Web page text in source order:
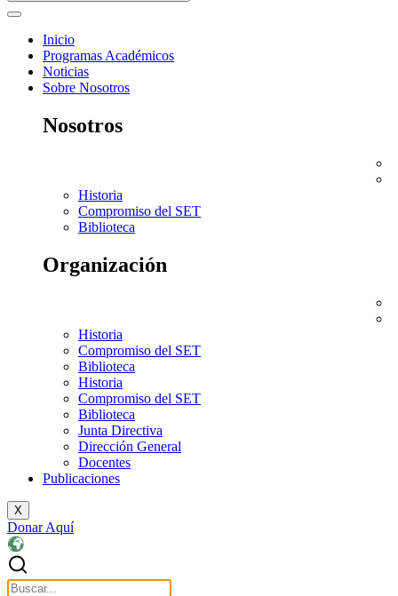
Inicio
Programas Académicos
Noticias
Sobre Nosotros
Nosotros
Historia
Compromiso del SET
Biblioteca
Organización
Historia
Compromiso del SET
Biblioteca
Historia
Compromiso del SET
Biblioteca
Junta Directiva
Dirección General
Docentes
Publicaciones
X
Donar Aquí